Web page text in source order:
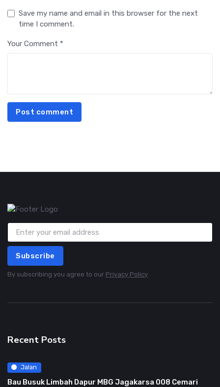
Save my name and email in this browser for the next
time I comment.
Your Comment *
Post comment
Subscribe
By subscribing you agree to our Privacy Policy
Recent Posts
Jalan
Bau Busuk Limbah Dapur MBG Jagakarsa 008 Cemari